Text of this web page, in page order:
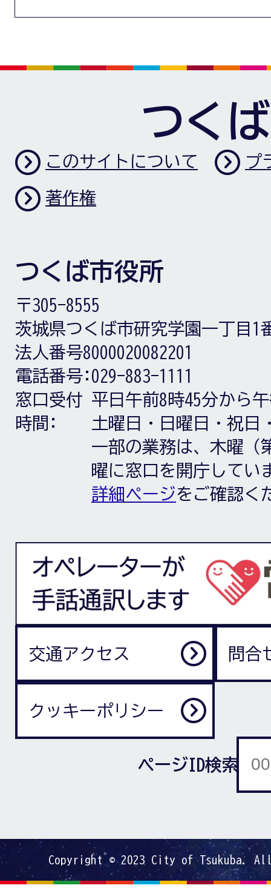
つく
このサイトについて プ
著作権
つくば市役所
〒305-8555
茨城県つくば市研究学園一丁目1
法人番号8000020082201
電話番号: 029-883-1111
窓口受付
時間:
平日午前8時45分から
土曜日・日曜日・祝日
一部の業務は、木曜（
曜に窓口を開庁してい
詳細ページをご確認く
交通アクセス 問合
クッキーポリシー
ページID検索
Copyright © 2023 City of Tsukuba.